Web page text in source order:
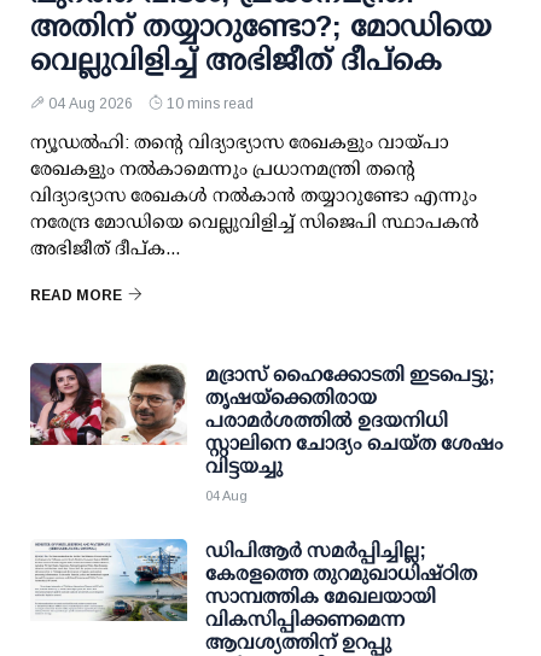
അതിന് തയ്യാറുണ്ടോ?; മോഡിയെ
വെല്ലുവിളിച്ച് അഭിജീത് ദീപ്കെ
04 Aug 2026 10 mins read
ന്യൂഡല്‍ഹി: തന്റെ വിദ്യാഭ്യാസ രേഖകളും വായ്പാ
രേഖകളും നല്‍കാമെന്നും പ്രധാനമന്ത്രി തന്റെ
വിദ്യാഭ്യാസ രേഖകള്‍ നല്‍കാന്‍ തയ്യാറുണ്ടോ എന്നും
നരേന്ദ്ര മോഡിയെ വെല്ലുവിളിച്ച് സിജെപി സ്ഥാപകന്‍
അഭിജീത് ദീപ്ക...
READ MORE
മദ്രാസ് ഹൈക്കോടതി ഇടപെട്ടു;
തൃഷയ്ക്കെതിരായ
പരാമര്‍ശത്തില്‍ ഉദയനിധി
സ്റ്റാലിനെ ചോദ്യം ചെയ്ത ശേഷം
വിട്ടയച്ചു
04 Aug
ഡിപിആര്‍ സമര്‍പ്പിച്ചില്ല;
കേരളത്തെ തുറമുഖാധിഷ്ഠിത
സാമ്പത്തിക മേഖലയായി
വികസിപ്പിക്കണമെന്ന
ആവശ്യത്തിന് ഉറപ്പു